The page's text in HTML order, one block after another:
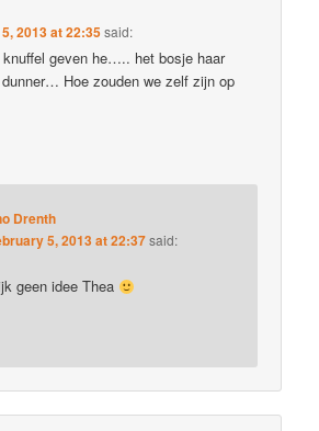
2013 at 22:35said:
knuffel geven he….. het bosje haar
Hoe zouden we zelf zijn op
Drenth
5, 2013 at 22:37said:
geen idee Thea